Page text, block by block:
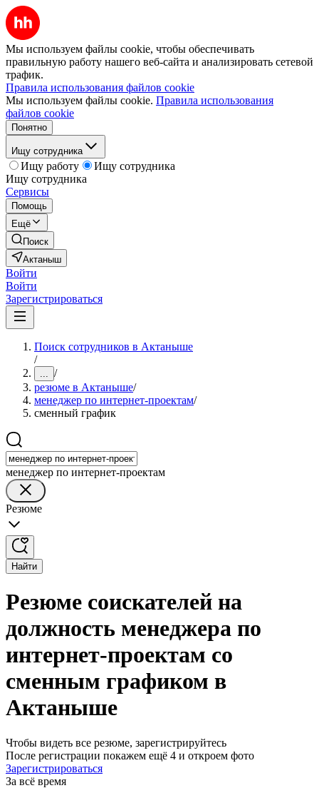
Мы используем файлы cookie, чтобы обеспечивать
правильную работу нашего веб-сайта и анализировать сетевой
трафик.
Правила использования файлов cookie
Мы используем файлы cookie. Правила использования
файлов cookie
Понятно
Ищу сотрудника
Ищу работу
Ищу сотрудника
Ищу сотрудника
Сервисы
Помощь
Ещё
Поиск
Актаныш
Войти
Войти
Зарегистрироваться
Поиск сотрудников в Актаныше
/
... /
резюме в Актаныше/
менеджер по интернет-проектам/
сменный график
менеджер по интернет-проектам
Резюме
Найти
Резюме соискателей на
должность менеджера по
интернет-проектам со
сменным графиком в
Актаныше
Чтобы видеть все резюме, зарегистрируйтесь
После регистрации покажем ещё 4 и откроем фото
Зарегистрироваться
За всё время